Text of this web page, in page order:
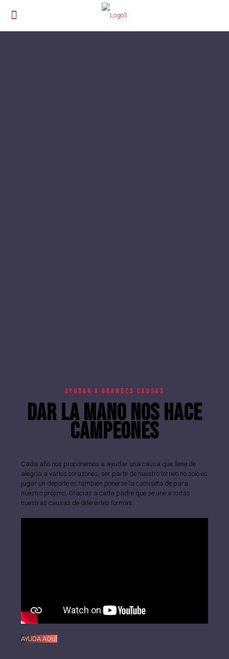
AYUDAR A GRANDES CAUSAS
DAR LA MANO NOS HACE
CAMPEONES
Cada año nos proponemos a ayudar una causa que llene de
alegría a varios corazones, ser parte de nuestro torneo no solo es
jugar un deporte es también ponerse la camiseta de para
nuestro prójimo. Gracias a cada padre que se une a todas
nuestras causas de diferentes formas.
AYUDA AQUÍ